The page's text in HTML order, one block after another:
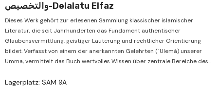
والتخصيص-Delalatu Elfaz
Dieses Werk gehört zur erlesenen Sammlung klassischer islamischer
Literatur, die seit Jahrhunderten das Fundament authentischer
Glaubensvermittlung, geistiger Läuterung und rechtlicher Orientierung
bildet. Verfasst von einem der anerkannten Gelehrten (ʿUlemâ) unserer
Umma, vermittelt das Buch wertvolles Wissen über zentrale Bereiche des...
Lagerplatz: SAM 9A